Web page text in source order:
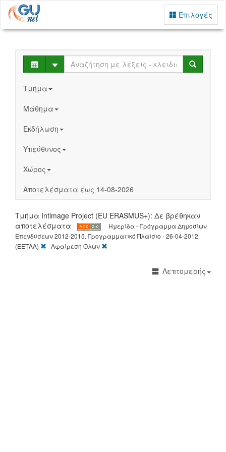
Επιλογές
Select Search
Τμήμα
Μάθημα
Εκδήλωση
Υπεύθυνος
Χώρος
Αποτελέσματα έως 14-08-2026
Τμήμα Intimage Project (EU ERASMUS+): Δε βρέθηκαν
αποτελέσματα
Ημερίδα - Πρόγραμμα Δημοσίων
Επενδύσεων 2012-2015. Προγραμματικό Πλαίσιο - 26-04-2012
(ΕΕΤΑΑ)
[X]Αφαίρεση Όλων
Λεπτομερής